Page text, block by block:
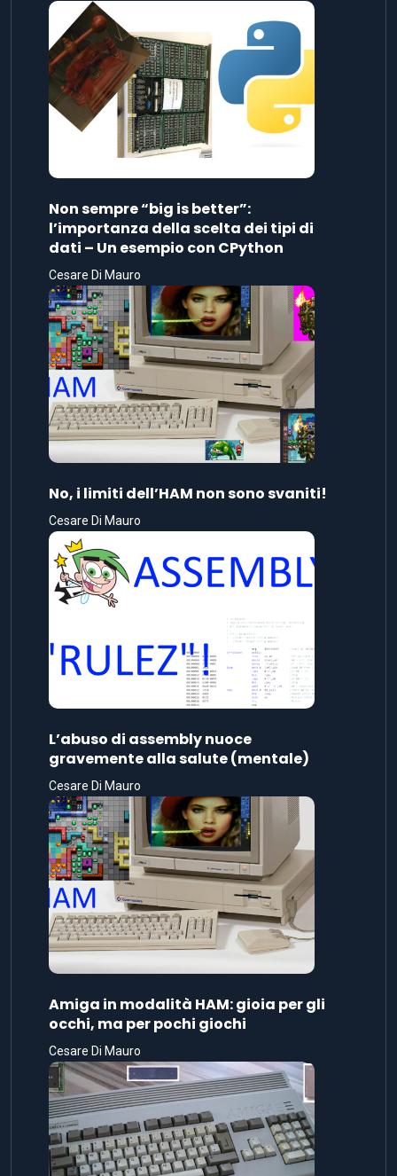
Non sempre “big is better”:
l’importanza della scelta dei tipi di
dati – Un esempio con CPython
Cesare Di Mauro
No, i limiti dell’HAM non sono svaniti!
Cesare Di Mauro
L’abuso di assembly nuoce
gravemente alla salute (mentale)
Cesare Di Mauro
Amiga in modalità HAM: gioia per gli
occhi, ma per pochi giochi
Cesare Di Mauro